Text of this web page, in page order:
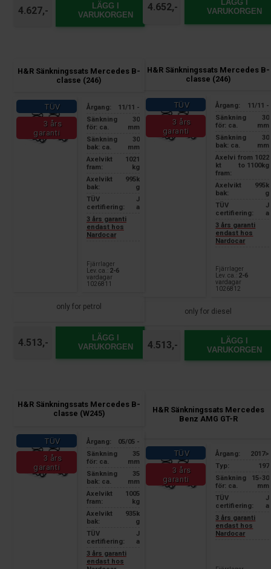
4.627,-
LÄGG I
VARUKORGEN
4.652,-
LÄGG I
VARUKORGEN
H&R Sänkningssats Mercedes B-
classe (246)
TÜV
3 års
garanti
Årgang:
11/11 -
Sänkning
för: ca.
30
mm
Sänkning
bak: ca.
30
mm
Axelvikt
fram:
1021
kg
Axelvikt
bak:
995k
g
TÜV
certifiering:
J
a
3 års garanti
endast hos
Nardocar
Fjärrlager
Lev. ca.:
2-6
vardagar
1026811
only for petrol
4.513,-
LÄGG I
VARUKORGEN
H&R Sänkningssats Mercedes B-
classe (246)
TÜV
3 års
garanti
Årgang:
11/11 -
Sänkning
för: ca.
30
mm
Sänkning
bak: ca.
30
mm
Axelvi
kt
fram:
from 1022
to 1100kg
Axelvikt
bak:
995k
g
TÜV
certifiering:
J
a
3 års garanti
endast hos
Nardocar
Fjärrlager
Lev. ca.: 2-6
vardagar
1026812
only for diesel
4.513,-
LÄGG I
VARUKORGEN
H&R Sänkningssats Mercedes B-
classe (W245)
TÜV
3 års
garanti
Årgang:
05/05 -
Sänkning
för: ca.
35
mm
Sänkning
bak: ca.
35
mm
Axelvikt
fram:
1005
kg
Axelvikt
bak:
935k
g
TÜV
certifiering:
J
a
3 års garanti
endast hos
H&R Sänkningssats Mercedes
Benz AMG GT-R
TÜV
3 års
garanti
Årgang:
2017>
Typ:
197
Sänkning
för: ca.
15-30
mm
TÜV
certifiering:
J
a
3 års garanti
endast hos
Nardocar